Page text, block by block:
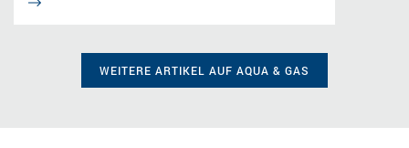
WEITERE ARTIKEL AUF AQUA & GAS